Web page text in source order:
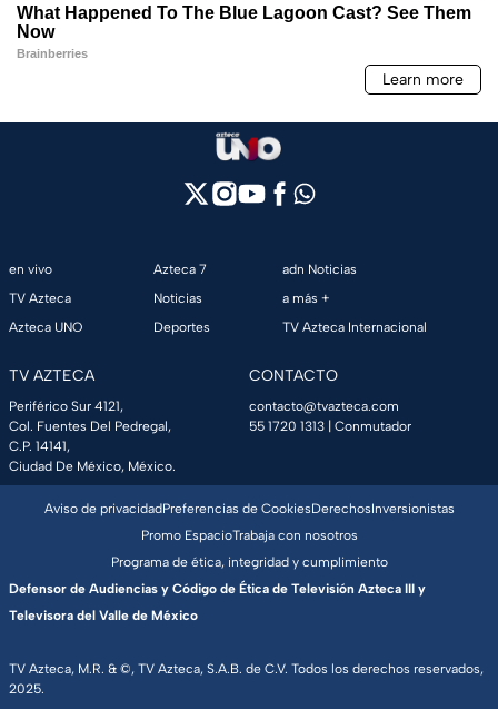
en vivo
TV Azteca
Azteca UNO
Azteca 7
Noticias
Deportes
adn Noticias
a más +
TV Azteca Internacional
TV AZTECA
Periférico Sur 4121,
Col. Fuentes Del Pedregal,
C.P. 14141,
Ciudad De México, México.
CONTACTO
contacto@tvazteca.com
55 1720 1313 | Conmutador
TV Azteca, M.R. & ©, TV Azteca, S.A.B. de C.V. Todos los derechos reservados,
2025.
Aviso de privacidadPreferencias de CookiesDerechosInversionistas
Promo EspacioTrabaja con nosotros
Programa de ética, integridad y cumplimiento
Defensor de Audiencias y Código de Ética de Televisión Azteca III y
Televisora del Valle de México